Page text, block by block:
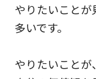
やりたいこと
多いです。
やりたいことが